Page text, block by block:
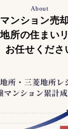
About
マンション売
地所の住まい
お任せくださ